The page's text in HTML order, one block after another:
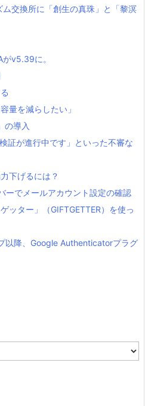
ム交換所に「創生の真珠」と「黎溟
v5.39に。
量を減らしたい」
の導入
証が進行中です」といった不審な
下げるには？
ーでメールアカウント設定の確認
ッター」（GIFTGETTER）を使っ
以降、Google Authenticatorプラグ